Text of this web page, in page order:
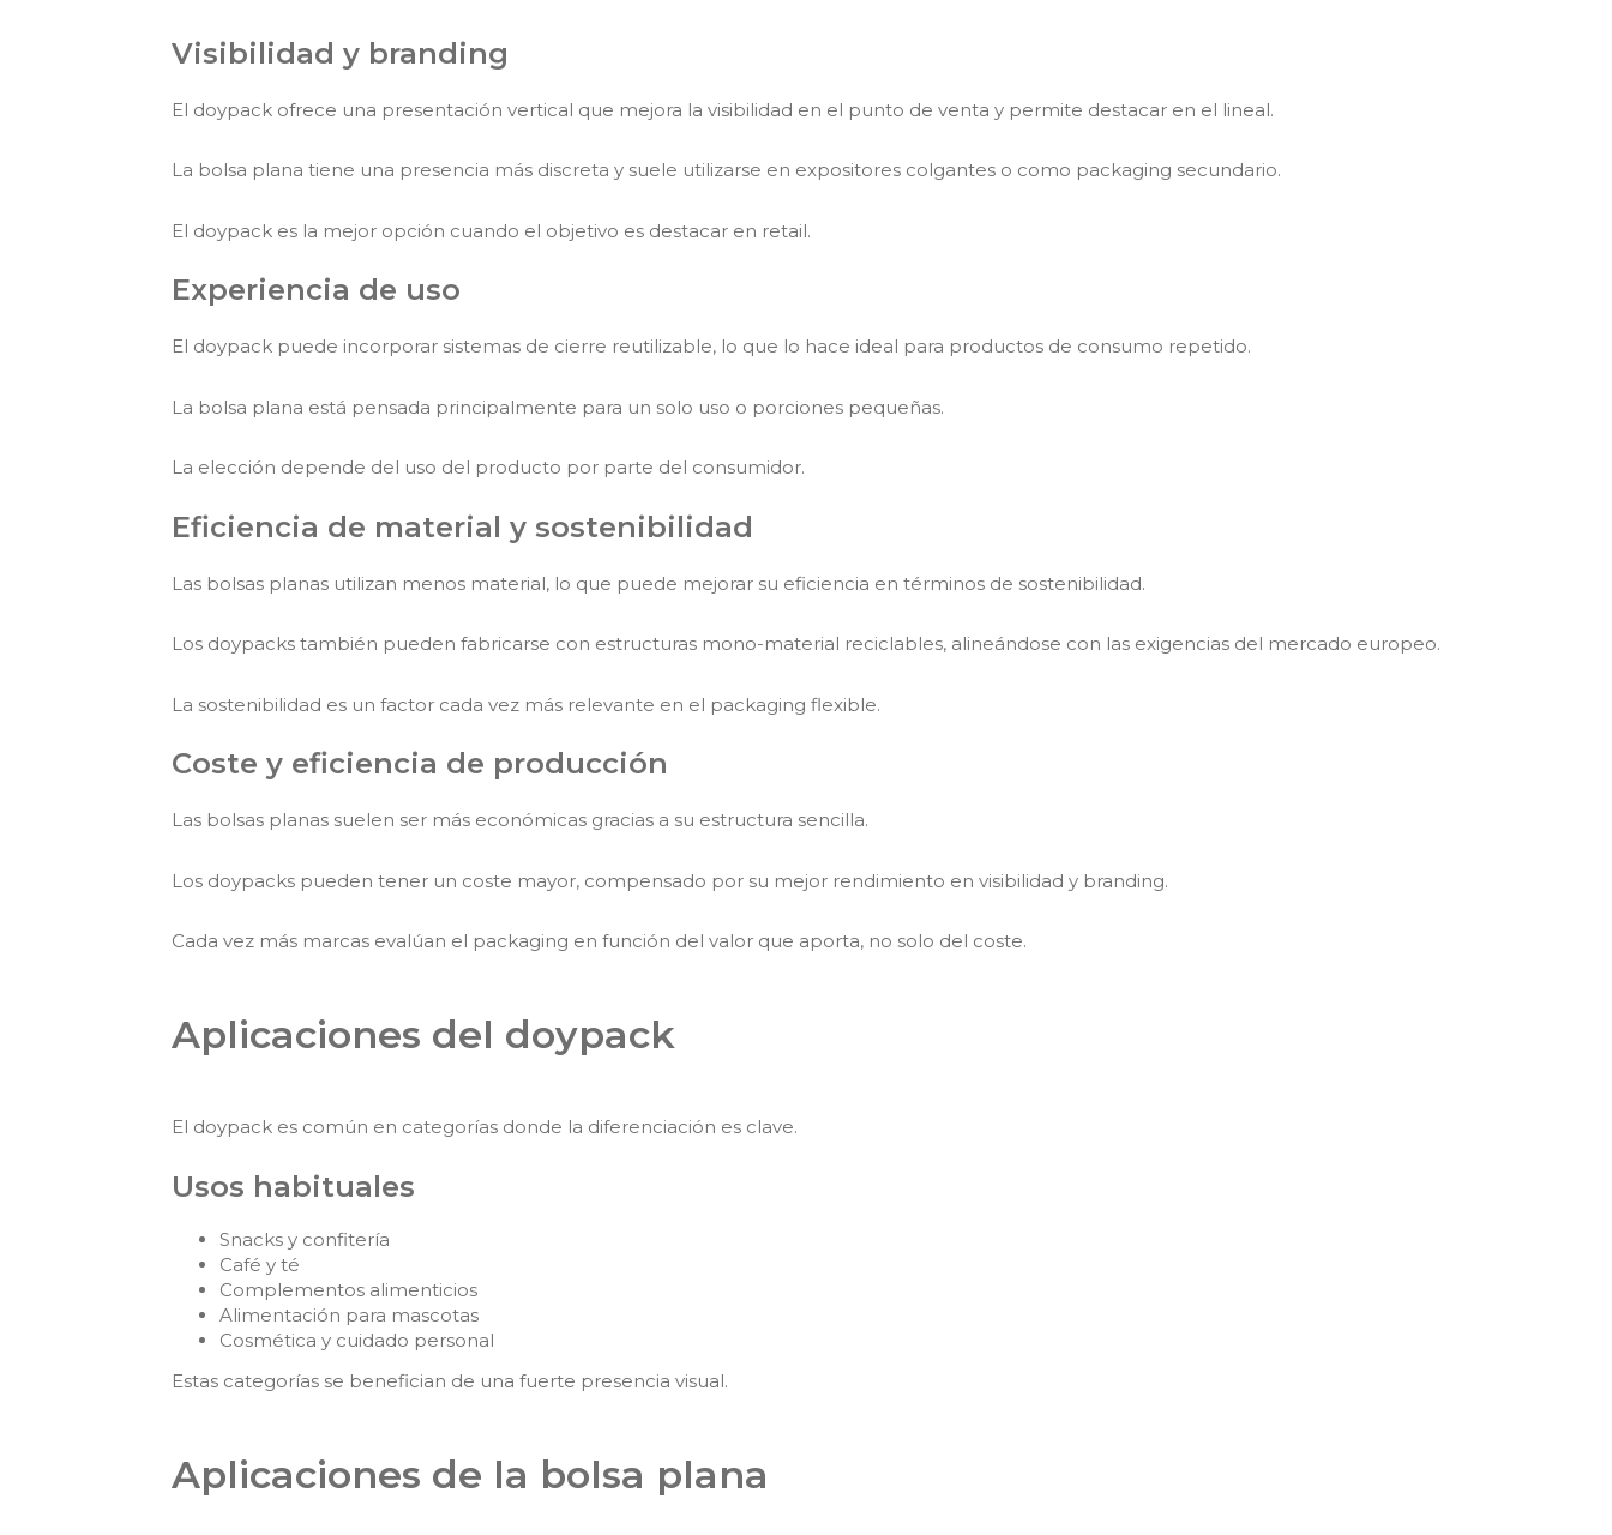
Visibilidad y branding
El doypack ofrece una presentación vertical que mejora la visibilidad en el punto de venta y permite destacar en el lineal.
La bolsa plana tiene una presencia más discreta y suele utilizarse en expositores colgantes o como packaging secundario.
El doypack es la mejor opción cuando el objetivo es destacar en retail.
Experiencia de uso
El doypack puede incorporar sistemas de cierre reutilizable, lo que lo hace ideal para productos de consumo repetido.
La bolsa plana está pensada principalmente para un solo uso o porciones pequeñas.
La elección depende del uso del producto por parte del consumidor.
Eficiencia de material y sostenibilidad
Las bolsas planas utilizan menos material, lo que puede mejorar su eficiencia en términos de sostenibilidad.
Los doypacks también pueden fabricarse con estructuras mono-material reciclables, alineándose con las exigencias del mercado europeo.
La sostenibilidad es un factor cada vez más relevante en el packaging flexible.
Coste y eficiencia de producción
Las bolsas planas suelen ser más económicas gracias a su estructura sencilla.
Los doypacks pueden tener un coste mayor, compensado por su mejor rendimiento en visibilidad y branding.
Cada vez más marcas evalúan el packaging en función del valor que aporta, no solo del coste.
Aplicaciones del doypack
El doypack es común en categorías donde la diferenciación es clave.
Usos habituales
Snacks y confitería
Café y té
Complementos alimenticios
Alimentación para mascotas
Cosmética y cuidado personal
Estas categorías se benefician de una fuerte presencia visual.
Aplicaciones de la bolsa plana